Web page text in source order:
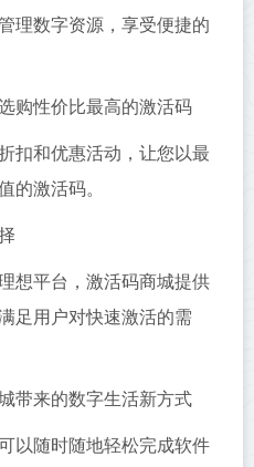
理数字资源，享受便捷的
购性价比最高的激活码
扣和优惠活动，让您以最
的激活码。
想平台，激活码商城提供
足用户对快速激活的需
带来的数字生活新方式
以随时随地轻松完成软件